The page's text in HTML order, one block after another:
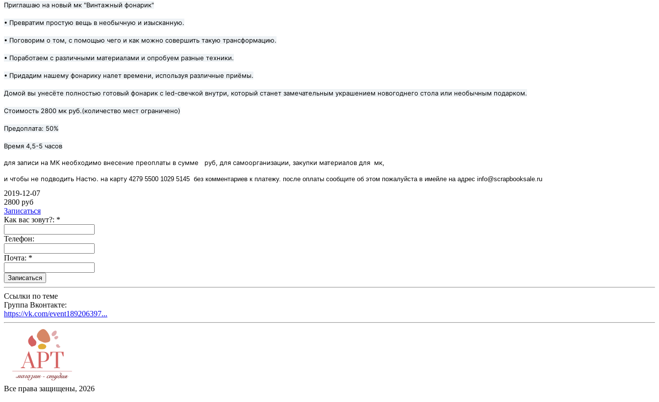
Приглашаю на новый мк "Винтажный фонарик"
• Превратим простую вещь в необычную и изысканную.
• Поговорим о том, с помощью чего и как можно совершить такую трансформацию.
• Поработаем с различными материалами и опробуем разные техники.
• Придадим нашему фонарику налет времени, используя различные приёмы.
Домой вы унесёте полностью готовый фонарик с led-свечкой внутри, который станет замечательным украшением новогоднего стола или необычным подарком.
Стоимость 2800 мк руб.(количество мест ограничено)
Предоплата: 50%
Время 4,5-5 часов
для записи на МК необходимо внесение преоплаты в сумме руб, для самоорганизации, закупки материалов для мк,
и чтобы не подводить Настю. на карту 4279 5500 1029 5145 без комментариев к платежу. после оплаты сообщите об этом пожалуйста в имейле на адрес info@scrapbooksale.ru
2019-12-07
2800 руб
Записаться
Как вас зовут?: *
Телефон:
Почта: *
Ссылки по теме
Группа Вконтакте:
https://vk.com/event189206397...
Все права защищены, 2026